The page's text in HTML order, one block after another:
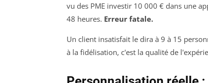
vu des PME investir 10 000 € dans une
48 heures. Erreur fatale.
Un client insatisfait le dira à 9 à 15
à la fidélisation, c'est la qualité de